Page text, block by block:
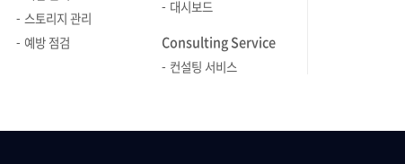
이라고 합니다. 위에서 서술한 것처럼
다른 컴퓨터 언어들의 인기가 올라가고
사용되는 컴퓨터 언어가 다양해지면서
지원하는 경우가 늘어나고 있으나, 이
스토리지 관리
예방 점검
대시보드
Consulting Service
컨설팅 서비스